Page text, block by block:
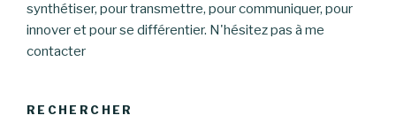
synthétiser, pour transmettre, pour communiquer, pour
innover et pour se différentier. N'hésitez pas à me
contacter
RECHERCHER